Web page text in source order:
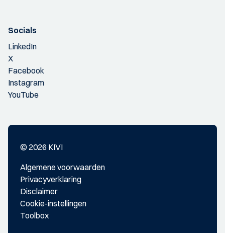
Socials
LinkedIn
X
Facebook
Instagram
YouTube
© 2026 KIVI
Algemene voorwaarden
Privacyverklaring
Disclaimer
Cookie-instellingen
Toolbox